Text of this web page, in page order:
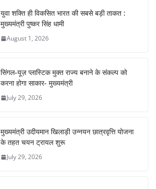
युवा शक्ति ही विकसित भारत की सबसे बड़ी ताकत :
मुख्यमंत्री पुष्कर सिंह धामी
August 1, 2026
सिंगल-यूज़ प्लास्टिक मुक्त राज्य बनाने के संकल्प को
करना होगा साकार- मुख्यमंत्री
July 29, 2026
मुख्यमंत्री उदीयमान खिलाड़ी उन्नयन छात्रवृत्ति योजना
के तहत चयन ट्रायल शुरू
July 29, 2026